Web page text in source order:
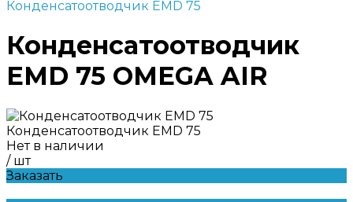
Конденсатоотводчик EMD 75
Конденсатоотводчик
EMD 75 OMEGA AIR
Конденсатоотводчик EMD 75
Нет в наличии
/ шт
Заказать